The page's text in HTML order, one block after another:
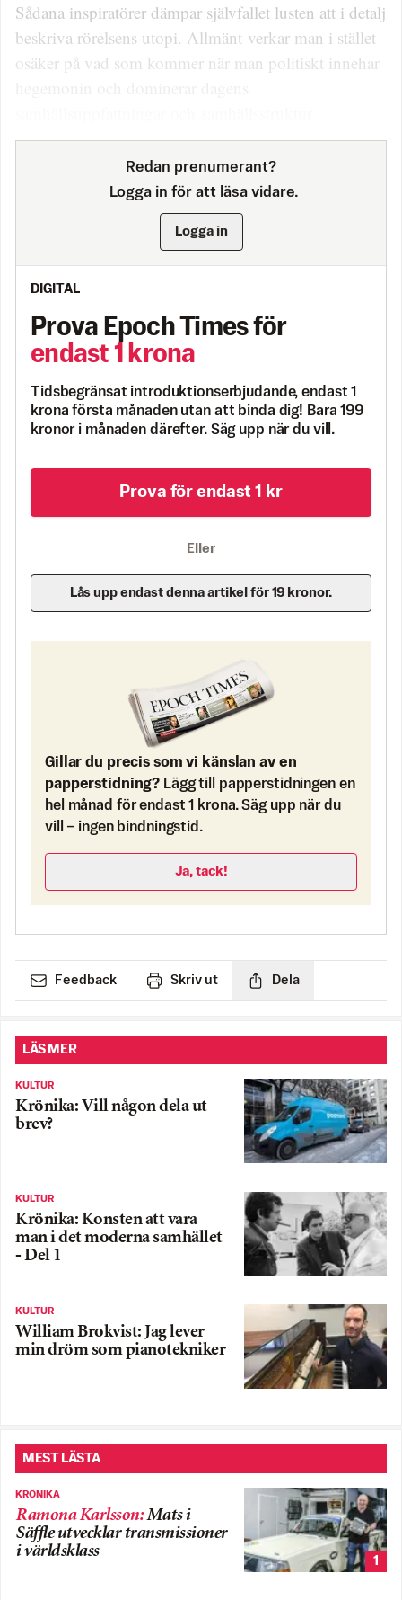
Sådana inspiratörer dämpar självfallet lusten att i detalj
beskriva rörelsens utopi. Allmänt verkar man i stället
osäker på vad som kommer när man politiskt innehar
Redan prenumerant?
Logga in för att läsa vidare.
Logga in
DIGITAL
Prova Epoch Times för
endast 1 krona
Tidsbegränsat introduktionserbjudande, endast 1
krona första månaden utan att binda dig! Bara 199
kronor i månaden därefter. Säg upp när du vill.
Prova för endast 1 kr
Eller
Lås upp endast denna artikel för 19 kronor.
Gillar du precis som vi känslan av en
papperstidning? Lägg till papperstidningen en
hel månad för endast 1 krona. Säg upp när du
vill – ingen bindningstid.
Ja, tack!
Feedback Skriv ut Dela
LÄS MER
KULTUR
Krönika: Vill någon dela ut
brev?
KULTUR
Krönika: Konsten att vara
man i det moderna samhället
- Del 1
KULTUR
William Brokvist: Jag lever
min dröm som pianotekniker
MEST LÄSTA
KRÖNIKA
Ramona Karlsson:Mats i
Säffle utvecklar transmissioner
i världsklass
1